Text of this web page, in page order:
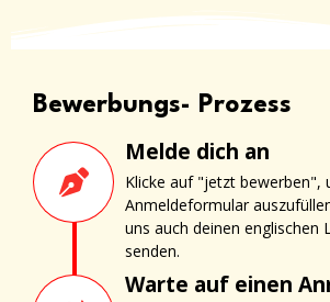
Bewerbungs- Prozess
Melde dich an
Klicke auf "jetzt bewerben",
Anmeldeformular
uns auch deinen englischen
senden.
Warte auf einen